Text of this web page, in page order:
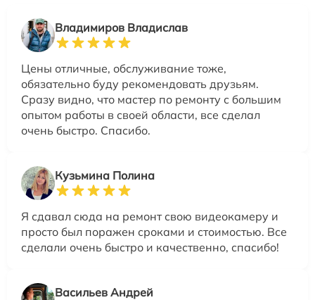
Владимиров Владислав
Цены отличные, обслуживание тоже,
обязательно буду рекомендовать друзьям.
Сразу видно, что мастер по ремонту с большим
опытом работы в своей области, все сделал
очень быстро. Спасибо.
Кузьмина Полина
Я сдавал сюда на ремонт свою видеокамеру и
просто был поражен сроками и стоимостью. Все
сделали очень быстро и качественно, спасибо!
Васильев Андрей